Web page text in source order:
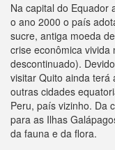
Na capital do Equador
o ano 2000 o país
sucre, antiga moeda
crise econômica
descontinuado).
visitar Quito ainda terá
outras cidades
Peru, país vizinho. Da
para as Ilhas
da fauna e da flora.